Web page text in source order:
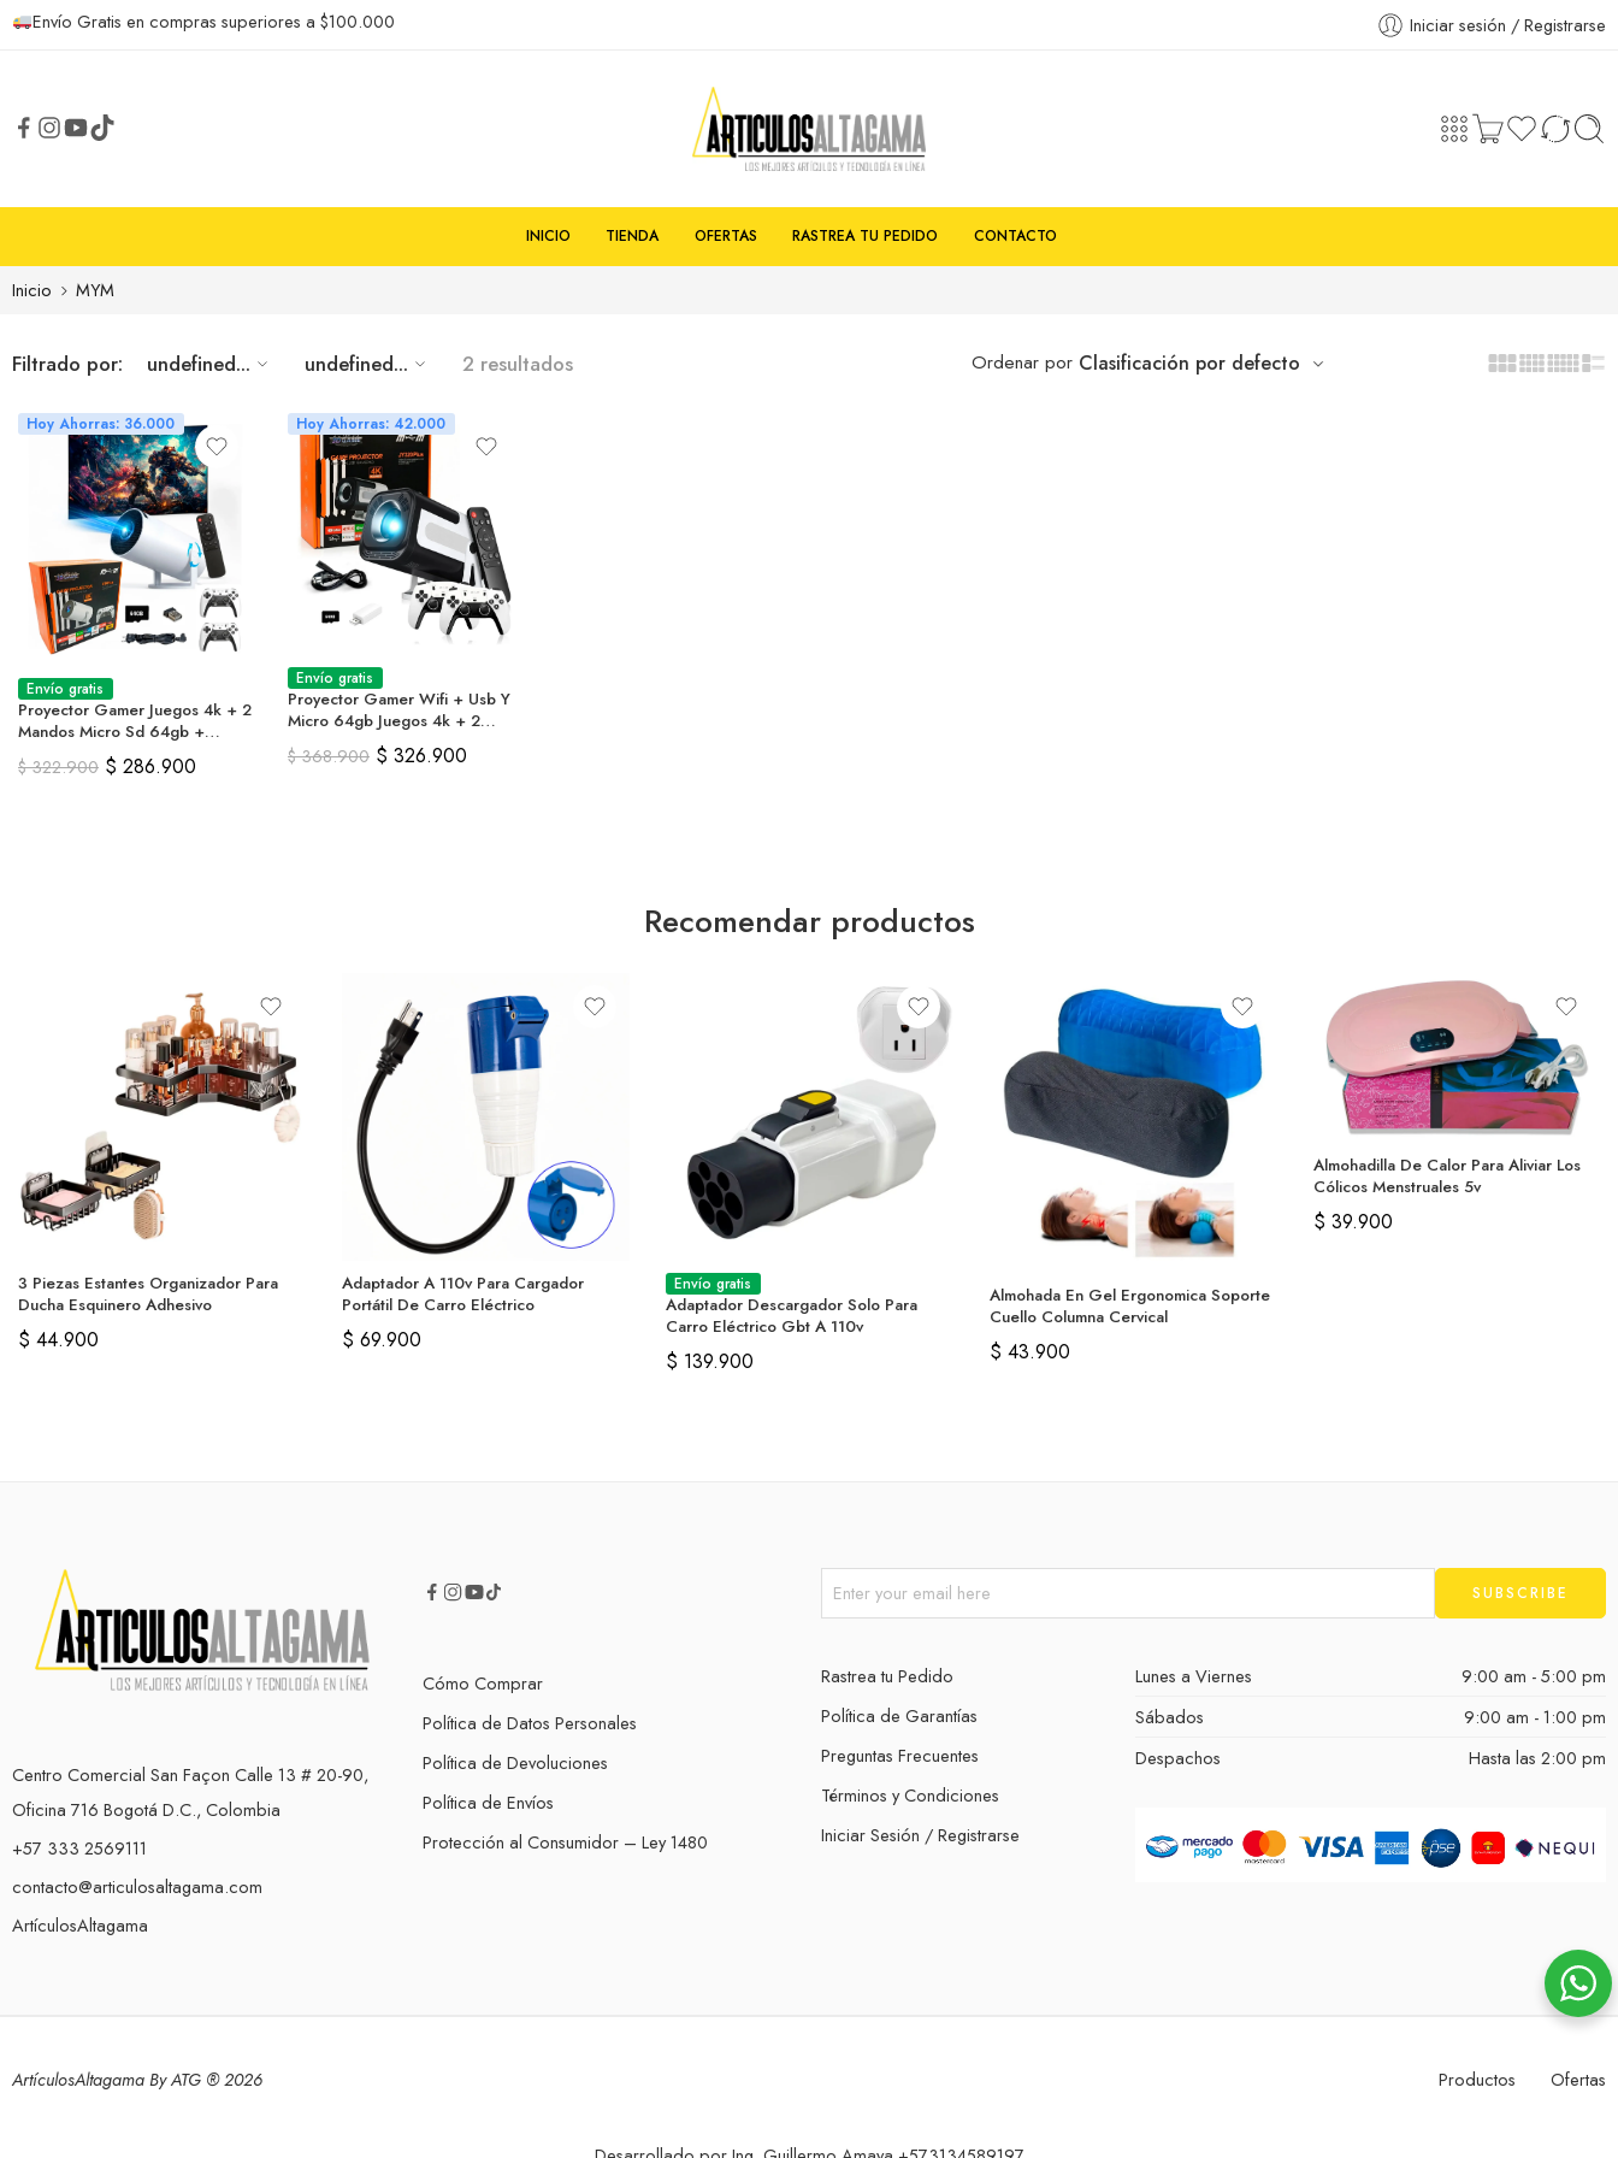
Envío Gratis en compras superiores a $100.000 Iniciar sesión / Registrarse
INICIO TIENDA OFERTAS RASTREA TU PEDIDO CONTACTO
Inicio MYM
Filtrado por: undefined... undefined... 2 resultados Ordenar por Clasificación por defecto
Hoy Ahorras: 36.000
Envío gratis
Proyector Gamer Juegos 4k + 2
Mandos Micro Sd 64gb +
Control
$322.900 $ 286.900
Hoy Ahorras: 42.000
Envío gratis
Proyector Gamer Wifi + Usb Y
Micro 64gb Juegos 4k + 2
Mandos
$368.900 $ 326.900
Recomendar productos
3 Piezas Estantes Organizador Para
Ducha Esquinero Adhesivo
$ 44.900
Adaptador A 110v Para Cargador
Portátil De Carro Eléctrico
$ 69.900
Envío gratis
Adaptador Descargador Solo Para
Carro Eléctrico Gbt A 110v
$ 139.900
Almohada En Gel Ergonomica Soporte
Cuello Columna Cervical
$ 43.900
Almohadilla De Calor Para Aliviar Los
Cólicos Menstruales 5v
$ 39.900
Centro Comercial San Façon Calle 13 # 20-90,
Oficina 716 Bogotá D.C., Colombia
+57 333 2569111
contacto@articulosaltagama.com
ArtículosAltagama
Cómo Comprar
Política de Datos Personales
Política de Devoluciones
Política de Envíos
Protección al Consumidor – Ley 1480
Rastrea tu Pedido
Política de Garantías
Preguntas Frecuentes
Términos y Condiciones
Iniciar Sesión / Registrarse
Lunes a Viernes
9:00 am - 5:00 pm
Sábados
9:00 am - 1:00 pm
Despachos
Hasta las 2:00 pm
ArtículosAltagama By ATG ® 2026 Productos Ofertas